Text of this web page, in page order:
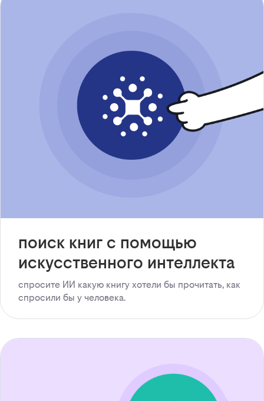
поиск книг с помощью
искусственного интеллекта
спросите ИИ какую книгу хотели бы прочитать, как
спросили бы у человека.